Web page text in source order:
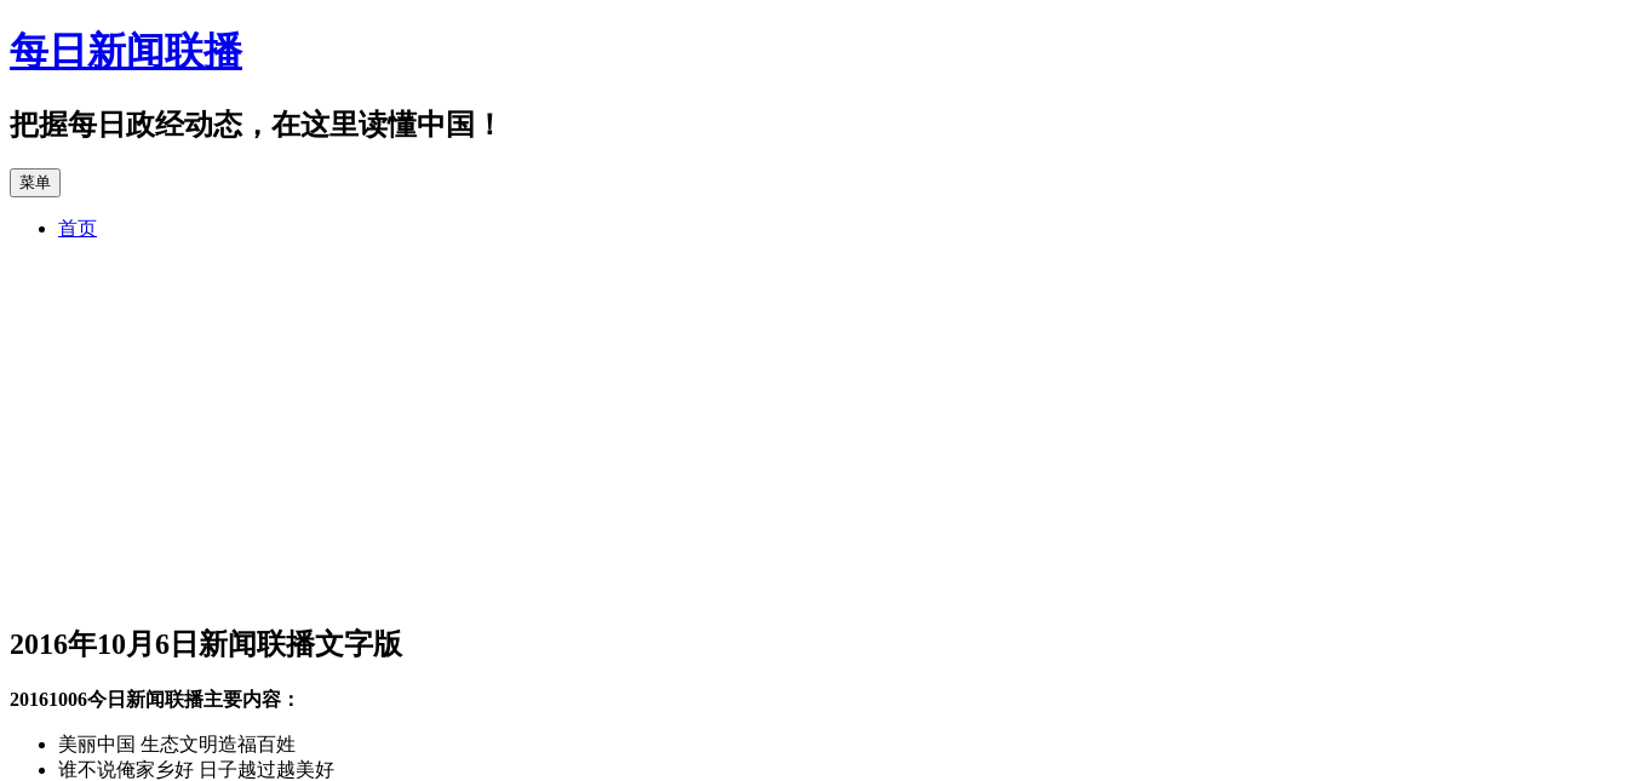
跳
至
文
每日新闻联播
把握每日政经动态，在这里读懂中国！
菜单
首页
2016年10月6日新闻联播文字版
20161006今日新闻联播主要内容：
美丽中国 生态文明造福百姓
谁不说俺家乡好 日子越过越美好